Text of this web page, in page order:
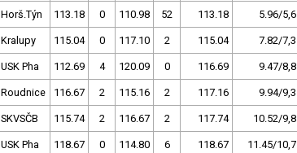
Horš.Týn 113.18 0 110.98 52 113.18 5.96/5,6
Kralupy 115.04 0 117.10 2 115.04 7.82/7,3
USK Pha 112.69 4 120.09 0 116.69 9.47/8,8
Roudnice 116.67 2 115.16 2 117.16 9.94/9,3
SKVSČB 115.74 2 116.67 2 117.74 10.52/9,8
USK Pha 118.67 0 114.80 6 118.67 11.45/10,7